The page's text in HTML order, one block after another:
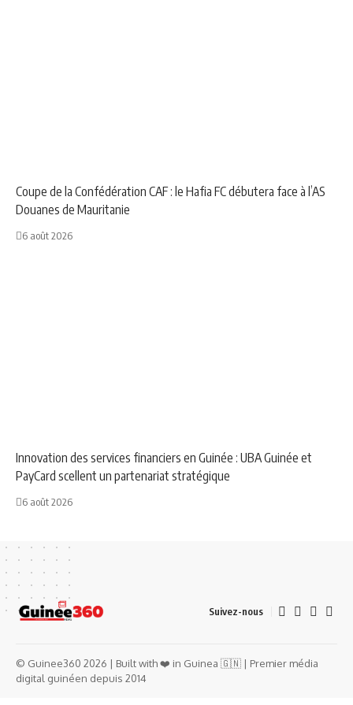
Coupe de la Confédération CAF : le Hafia FC débutera face à l’AS
Douanes de Mauritanie
6 août 2026
Innovation des services financiers en Guinée : UBA Guinée et
PayCard scellent un partenariat stratégique
6 août 2026
Suivez-nous
© Guinee360 2026 | Built with ❤️ in Guinea 🇬🇳 | Premier média
digital guinéen depuis 2014